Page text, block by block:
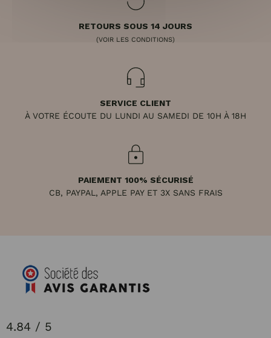
RETOURS SOUS 14 JOURS
(VOIR LES CONDITIONS)
SERVICE CLIENT
À VOTRE ÉCOUTE DU LUNDI AU SAMEDI DE 10H À 18H
PAIEMENT 100% SÉCURISÉ
CB, PAYPAL, APPLE PAY ET 3X SANS FRAIS
4.84 / 5